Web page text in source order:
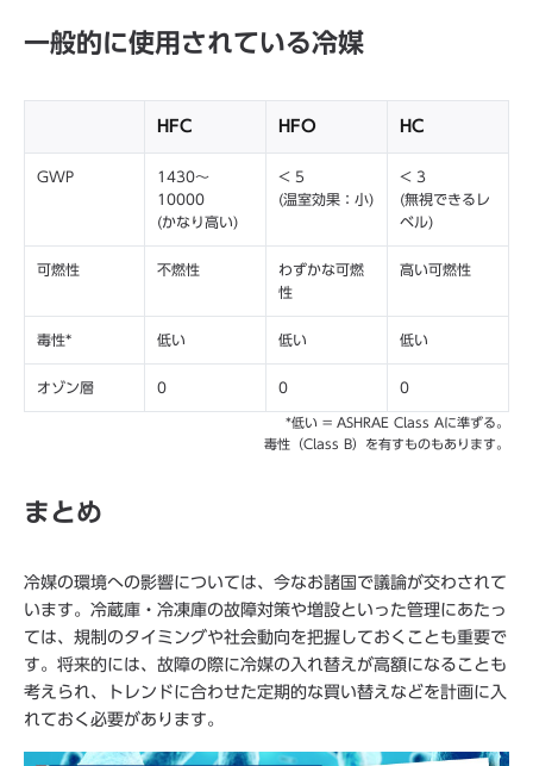
一般的に使用されている冷媒
HFC HFO HC
GWP
1430～
10000
(かなり高い)
< 5
(温室効果：小)
< 3
(無視できるレ
ベル)
可燃性 不燃性
わずかな可燃
性
高い可燃性
毒性* 低い 低い 低い
オゾン層 0 0 0
*低い = ASHRAE Class Aに準ずる。
毒性（Class B）を有すものもあります。
まとめ
冷媒の環境への影響については、今なお諸国で議論が交わされて
います。冷蔵庫・冷凍庫の故障対策や増設といった管理にあたっ
ては、規制のタイミングや社会動向を把握しておくことも重要で
す。将来的には、故障の際に冷媒の入れ替えが高額になることも
考えられ、トレンドに合わせた定期的な買い替えなどを計画に入
れておく必要があります。